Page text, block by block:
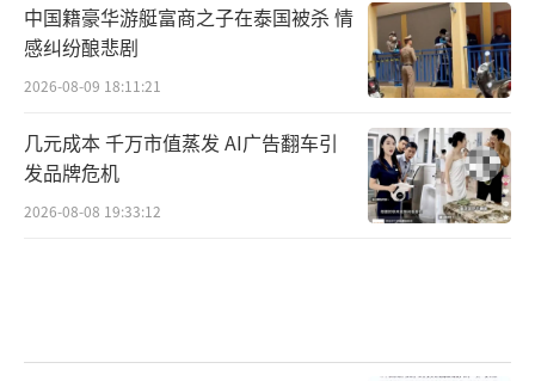
如今，每年都有中小学生来这里接受红色
教育，高显文是义务讲解员。李家台镇大部分
少先队员的入队仪式，就在这座墓前举行。护
墓队里，74岁的刘景春已跟随高显文守墓十余
年；46岁的许泽（高显文的外甥孙）说，自己
是听着这些烈士故事长大的，现在加入护墓队
中国籍豪华游艇富商之子在泰国被杀 情
感纠纷酿悲剧
2026-08-09 18:11:21
几元成本 千万市值蒸发 AI广告翻车引
发品牌危机
2026-08-08 19:33:12